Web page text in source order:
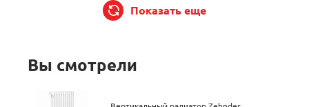
Показать еще
Вы смотрели